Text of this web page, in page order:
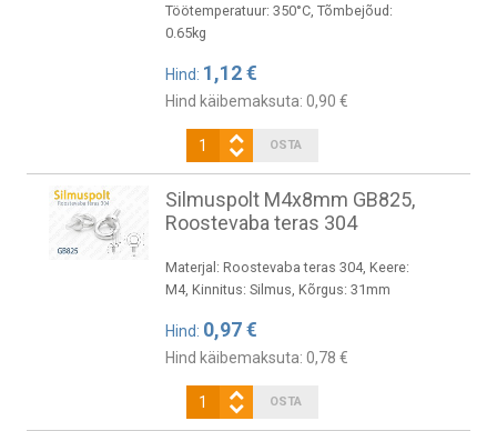
Töötemperatuur: 350°C, Tõmbejõud:
0.65kg
Hind: 1,12 €
Hind käibemaksuta: 0,90 €
Silmuspolt M4x8mm GB825,
Roostevaba teras 304
Materjal: Roostevaba teras 304, Keere:
M4, Kinnitus: Silmus, Kõrgus: 31mm
Hind: 0,97 €
Hind käibemaksuta: 0,78 €